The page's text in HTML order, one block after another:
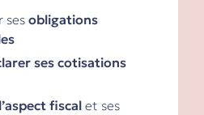
ses obligations
ses cotisations
fiscal et ses